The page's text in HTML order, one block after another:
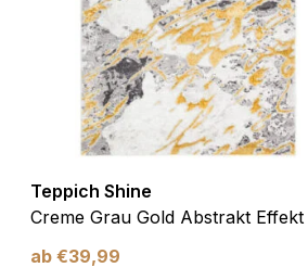
Teppich Shine
Creme Grau Gold Abstrakt Effekt
ab €39,99
Marketing
Marketing-Cookies
anzuzeigen, die für den
Werbetreibende Dritter
Andere nicht